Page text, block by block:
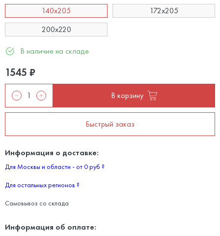
140x205
172x205
200x220
В наличие на складе
1545 ₽
В корзину
Быстрый заказ
Информация о доставке:
Для Москвы и области - от 0 руб ?
Для остальных регионов ?
Самовывоз со склада
Информация об оплате: